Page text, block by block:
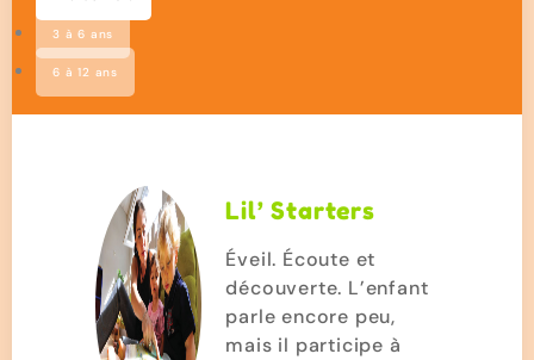
3 à 6 ans
6 à 12 ans
Lil’ Starters
Éveil. Écoute et
découverte. L’enfant
parle encore peu,
mais il participe à